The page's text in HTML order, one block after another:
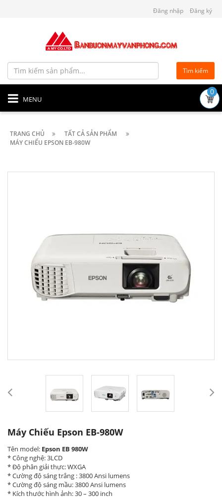
Đăng nhập Đăng ký
Tìm kiếm
MENU
0
TRANG CHỦ
TẤT CẢ SẢN PHẨM
MÁY CHIẾU EPSON EB-980W
Máy Chiếu Epson EB-980W
Tên model: Epson EB 980W
* Công nghệ: 3LCD
* Độ phân giải thực: WXGA
* Cường độ sáng trắng : 3800 Ansi lumens
* Cường độ sáng mầu: 3800 Ansi lumens
* Kích thước hình ảnh: 30 – 300 inch